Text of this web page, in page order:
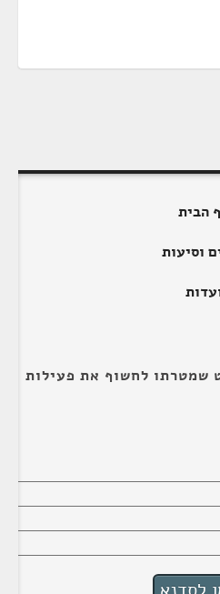
הבית
וסיעות
שמטרתו לחשוף את פעילות